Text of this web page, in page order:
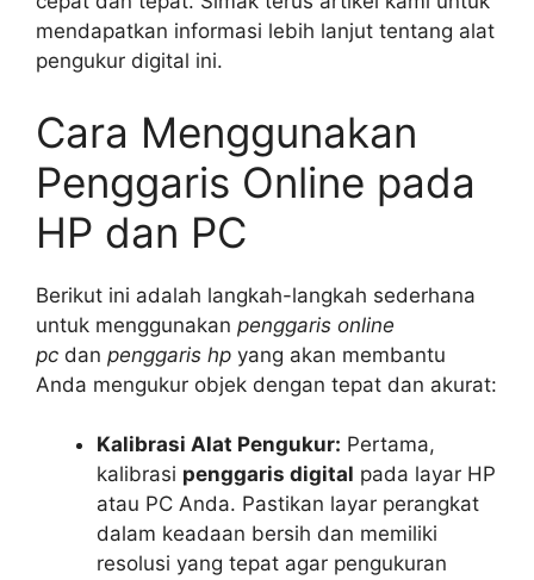
mendapatkan informasi lebih lanjut tentang alat
pengukur digital ini.
Cara Menggunakan
Penggaris Online pada
HP dan PC
Berikut ini adalah langkah-langkah sederhana
untuk menggunakan penggaris online
pc dan penggaris hp yang akan membantu
Anda mengukur objek dengan tepat dan akurat:
Kalibrasi Alat Pengukur: Pertama,
kalibrasi penggaris digital pada layar HP
atau PC Anda. Pastikan layar perangkat
dalam keadaan bersih dan memiliki
resolusi yang tepat agar pengukuran